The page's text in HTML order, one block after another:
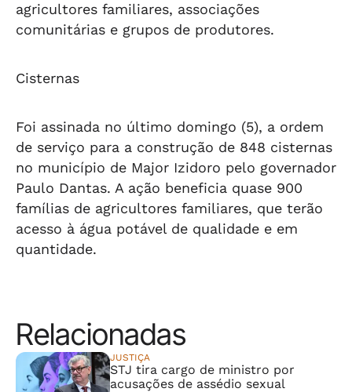
agricultores familiares, associações
comunitárias e grupos de produtores.
Cisternas
Foi assinada no último domingo (5), a ordem
de serviço para a construção de 848 cisternas
no município de Major Izidoro pelo governador
Paulo Dantas. A ação beneficia quase 900
famílias de agricultores familiares, que terão
acesso à água potável de qualidade e em
quantidade.
Relacionadas
JUSTIÇA
STJ tira cargo de ministro por
acusações de assédio sexual